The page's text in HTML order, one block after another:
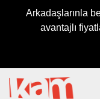
Arkadaşlarınla
avantajlı